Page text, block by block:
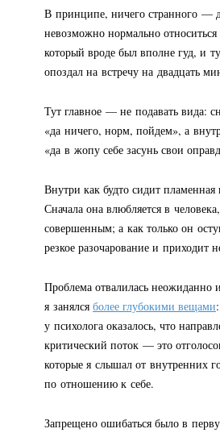
В принципе, ничего странного —
невозможно нормально относиться
который вроде был вполне гуд, и
опоздал на встречу на двадцать
Тут главное — не подавать вида:
«да ничего, норм, пойдем», а
«да в жопу себе засунь свои
Внутри как будто сидит пламенная
Сначала она влюбляется в
совершенным; а как только он
резкое разочарование и приходит
Проблема отвалилась неожиданно
я занялся более глубокими вещами
у психолога оказалось, что
критический поток — это
которые я слышал от внутренних
по отношению к себе.
Запрещено ошибаться было в